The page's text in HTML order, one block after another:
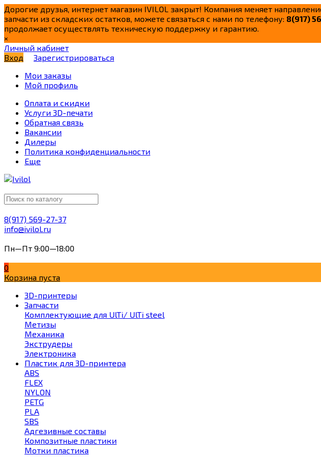
Дорогие друзья, интернет магазин IVILOL закрыт! Компания меняет
запчасти из складских остатков, можете связаться с нами по телефону: 8(917)
продолжает осуществлять техническую поддержку и гарантию.
×
Личный кабинет
Вход
Зарегистрироваться
Мои заказы
Мой профиль
Оплата и скидки
Услуги 3D-печати
Обратная связь
Вакансии
Дилеры
Политика конфиденциальности
Еще
8(917) 569-27-37
info@ivilol.ru
Пн—Пт 9:00—18:00
0
Корзина пуста
3D-принтеры
Запчасти
Комплектующие для UlTi/ UlTi steel
Метизы
Механика
Экструдеры
Электроника
Пластик для 3D-принтера
ABS
FLEX
NYLON
PETG
PLA
SBS
Адгезивные составы
Композитные пластики
Мотки пластика